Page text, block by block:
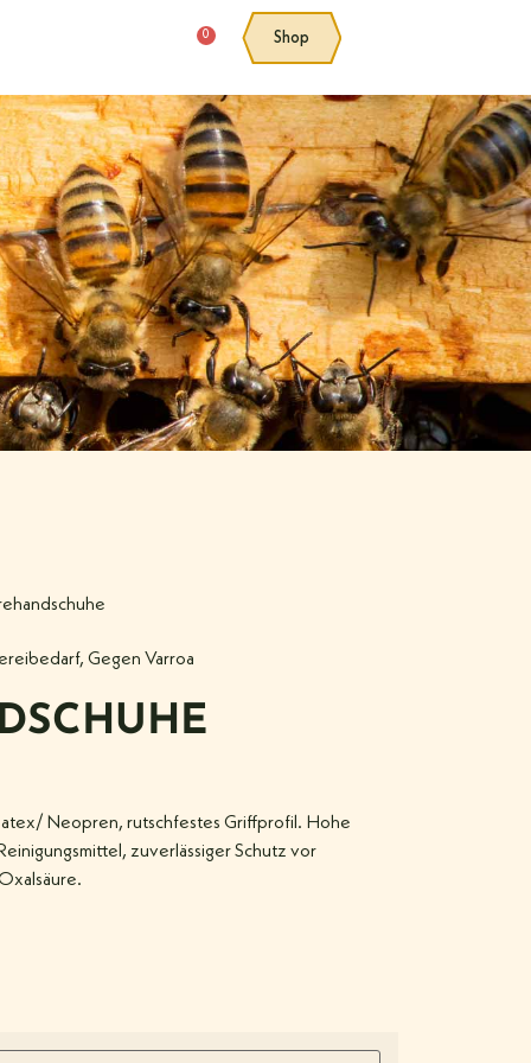
0 Shop
, Gegen Varroa
Neopren, rutschfestes Griffprofil. Hohe
zuverlässiger Schutz vor